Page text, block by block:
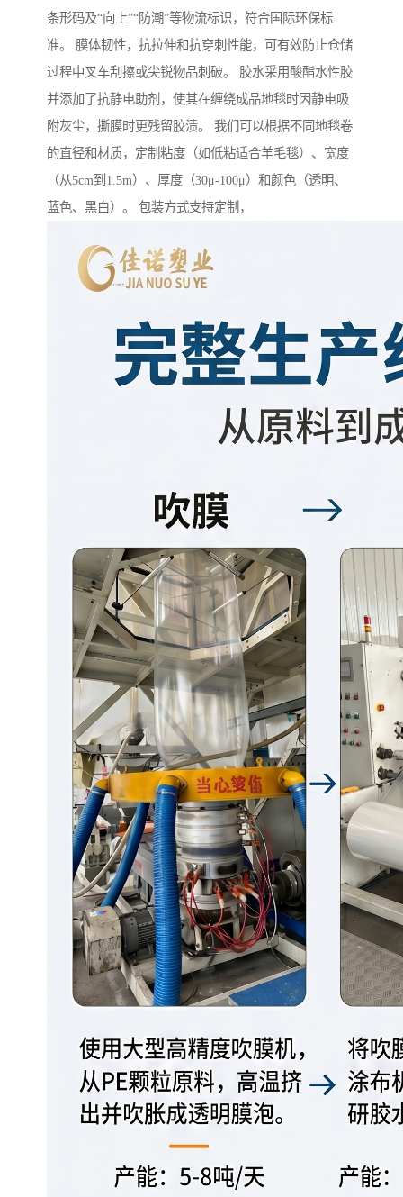
条形码及“向上”“防潮”等物流标识，符合国际环保标
准。 膜体韧性，抗拉伸和抗穿刺性能，可有效防止仓储
过程中叉车刮擦或尖锐物品刺破。 胶水采用酸酯水性胶
并添加了抗静电助剂，使其在缠绕成品地毯时因静电吸
附灰尘，撕膜时更残留胶渍。 我们可以根据不同地毯卷
的直径和材质，定制粘度（如低粘适合羊毛毯）、宽度
（从5cm到1.5m）、厚度（30μ-100μ）和颜色（透明、
蓝色、黑白）。 包装方式支持定制，